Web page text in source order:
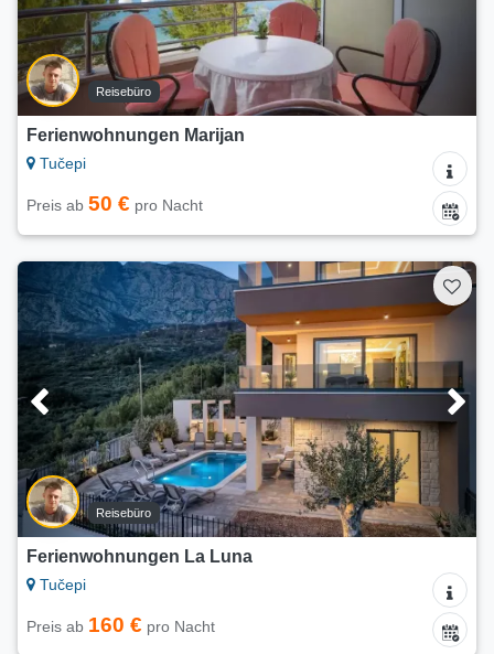
Reisebüro
Ferienwohnungen Marijan
Tučepi
Preis ab 50 € pro Nacht
Reisebüro
Ferienwohnungen La Luna
Tučepi
Preis ab 160 € pro Nacht